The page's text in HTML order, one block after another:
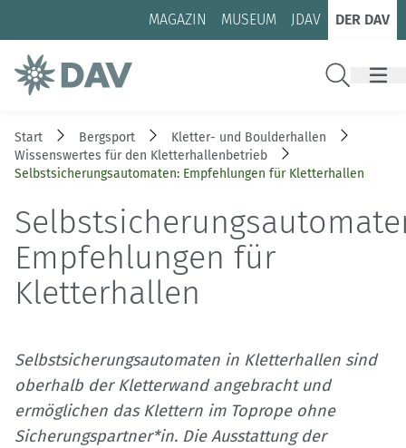
Zum Inhalt
Zur Footer-Navigation
MAGAZIN MUSEUM JDAV DER DAV
Start Bergsport
Kletter- und Boulderhallen
Wissenswertes für den Kletterhallenbetrieb
Selbstsicherungsautomaten: Empfehlungen für Kletterhallen
Empfehlungen für
Kletterhallen
Selbstsicherungsautomaten in Kletterhallen sind
oberhalb der Kletterwand angebracht und
ermöglichen das Klettern im Toprope ohne
Sicherungspartner*in. Die Ausstattung der